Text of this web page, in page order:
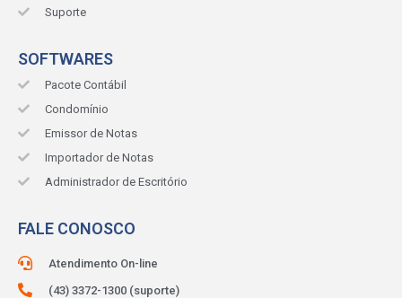
Suporte
SOFTWARES
Pacote Contábil
Condomínio
Emissor de Notas
Importador de Notas
Administrador de Escritório
FALE CONOSCO
Atendimento On-line
(43) 3372-1300 (suporte)